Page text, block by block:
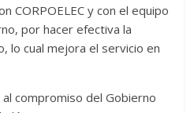
CORPOELEC y con el equipo
por hacer efectiva la
lo cual mejora el servicio en
compromiso del Gobierno